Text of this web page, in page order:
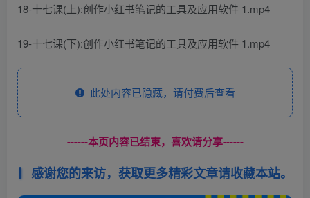
18-十七课(上):创作小红书笔记的工具及应用软件 1.mp4
19-十七课(下):创作小红书笔记的工具及应用软件 1.mp4
此处内容已隐藏，请付费后查看
------本页内容已结束，喜欢请分享------
感谢您的来访，获取更多精彩文章请收藏本站。